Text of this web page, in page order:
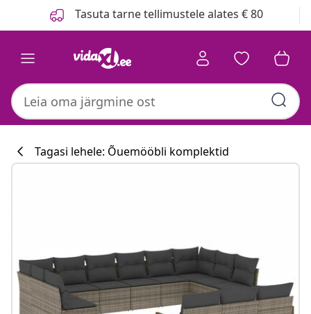
Tasuta tarne tellimustele alates € 80
#sharemevidaxl
Tagasi lehele: Õuemööbli komplektid